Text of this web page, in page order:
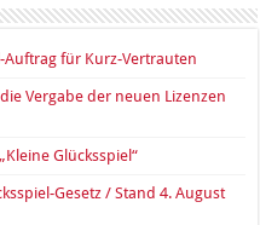
Auftrag für Kurz-Vertrauten
Vergabe der neuen Lizenzen
Glücksspiel“
Gesetz / Stand 4. August